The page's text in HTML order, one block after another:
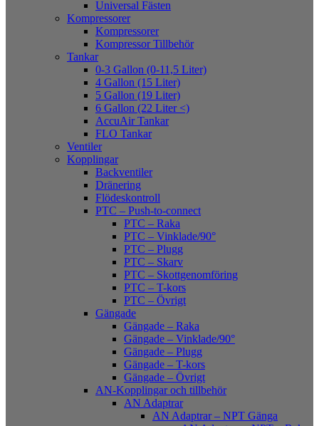
Universal Fästen
Kompressorer
Kompressorer
Kompressor Tillbehör
Tankar
0-3 Gallon (0-11,5 Liter)
4 Gallon (15 Liter)
5 Gallon (19 Liter)
6 Gallon (22 Liter <)
AccuAir Tankar
FLO Tankar
Ventiler
Kopplingar
Backventiler
Dränering
Flödeskontroll
PTC – Push-to-connect
PTC – Raka
PTC – Vinklade/90°
PTC – Plugg
PTC – Skarv
PTC – Skottgenomföring
PTC – T-kors
PTC – Övrigt
Gängade
Gängade – Raka
Gängade – Vinklade/90°
Gängade – Plugg
Gängade – T-kors
Gängade – Övrigt
AN-Kopplingar och tillbehör
AN Adaptrar
AN Adaptrar – NPT Gänga